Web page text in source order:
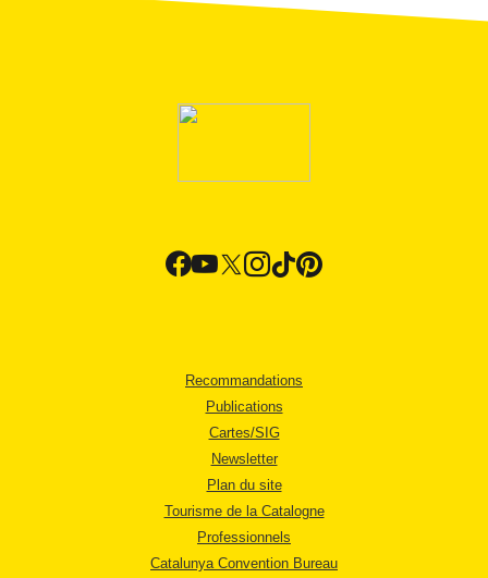
Recommandations
Publications
Cartes/SIG
Newsletter
Plan du site
Tourisme de la Catalogne
Professionnels
Catalunya Convention Bureau